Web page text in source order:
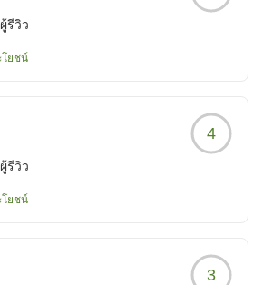
。
てきたときはびっくりしましたが(そ
ニング込みで良い思い出になりまし
ったです。
の詳細はこちらから
รีวิว
ยชน์
4
รีวิว
ยชน์
3